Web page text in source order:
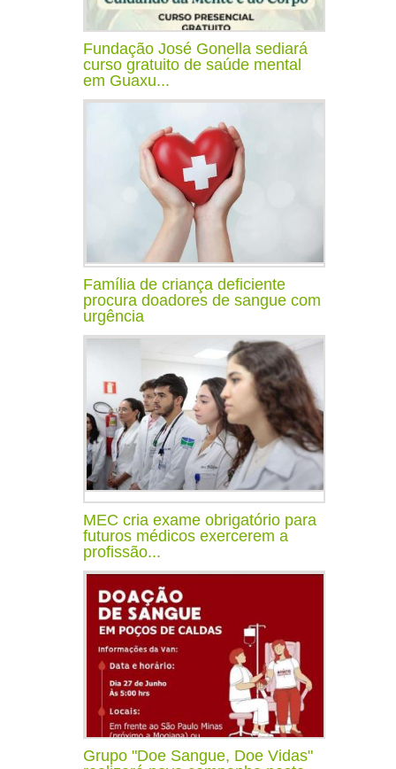
Fundação José Gonella sediará
curso gratuito de saúde mental
em Guaxu...
Família de criança deficiente
procura doadores de sangue com
urgência
MEC cria exame obrigatório para
futuros médicos exercerem a
profissão...
Grupo "Doe Sangue, Doe Vidas"